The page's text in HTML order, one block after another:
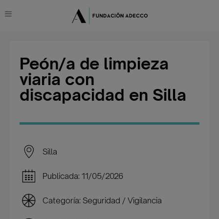
Peón/a de limpieza
viaria con
discapacidad en Silla
Silla
Publicada: 11/05/2026
Categoría: Seguridad / Vigilancia